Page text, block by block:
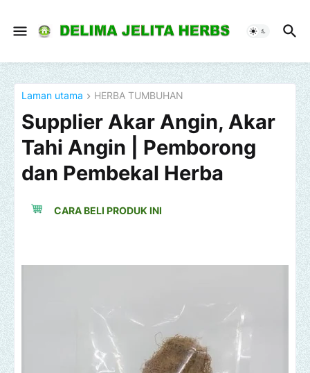
Laman utama HERBA TUMBUHAN
Supplier Akar Angin, Akar
Tahi Angin | Pemborong
dan Pembekal Herba
CARA BELI PRODUK INI